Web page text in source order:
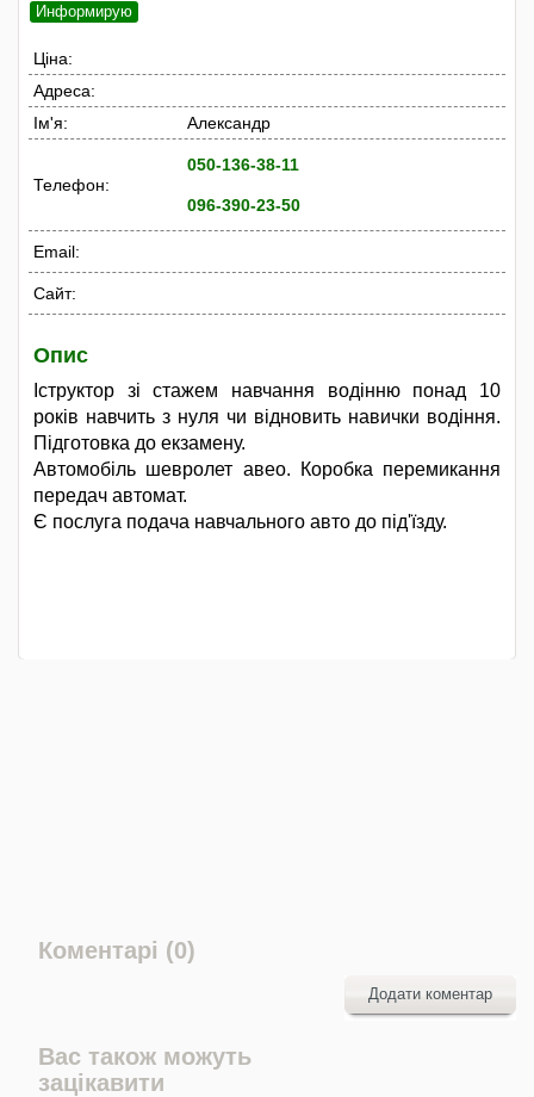
Информирую
Ціна:
Адреса:
Ім'я:
Александр
Телефон:
050-136-38-11
096-390-23-50
Email:
Сайт:
Опис
Іструктор зі стажем навчання водінню понад 10
років навчить з нуля чи відновить навички водіння.
Підготовка до екзамену.
Автомобіль шевролет авео. Коробка перемикання
передач автомат.
Є послуга подача навчального авто до під'їзду.
Коментарі (0)
Додати коментар
Вас також можуть
зацікавити